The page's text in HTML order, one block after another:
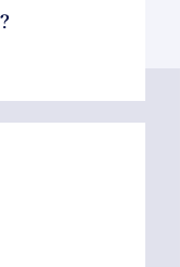
にいらしてくだ